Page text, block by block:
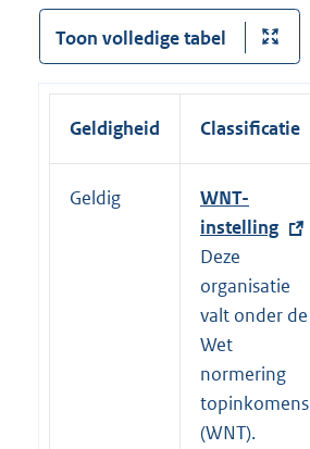
Toon volledige tabel
Geldigheid Classificatie
Geldig
E
x
t
e
r
n
e
l
i
WNT-
instelling
Deze
organisatie
valt onder de
Wet
normering
topinkomens
(WNT).